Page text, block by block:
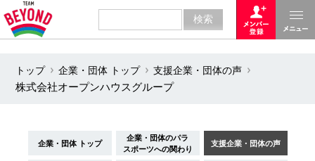
トップ 企業・団体 トップ
支援企業・団体の声
株式会社オープンハウスグループ
企業・団体 トップ
企業・団体のパラ
スポーツへの関わり
支援企業・団体の声